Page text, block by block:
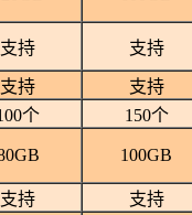
支持 支持
支持
支持
个
150个
100GB
支持
支持